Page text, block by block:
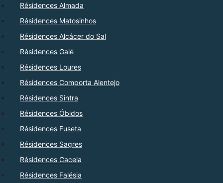
Résidences Almada
Résidences Matosinhos
Résidences Alcácer do Sal
Résidences Galé
Résidences Loures
Résidences Comporta Alentejo
Résidences Sintra
Résidences Óbidos
Résidences Fuseta
Résidences Sagres
Résidences Cacela
Résidences Falésia